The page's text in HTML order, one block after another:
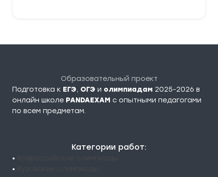
Образовательный проект
Подготовка к ЕГЭ, ОГЭ и олимпиадам 2025-2026 в
онлайн школе PANDAEXAM c опытными педагогами
по всем предметам.
Категории работ:
•
•